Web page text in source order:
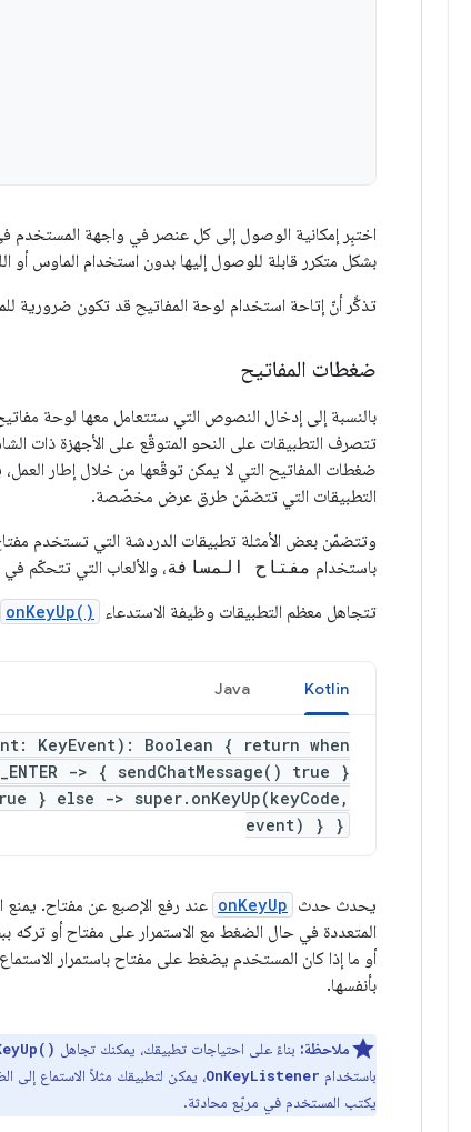
اختبِر إمكانية الوصول إلى كل عنصر في واجهة
بشكل متكرر قابلة للوصول إليها بدون استخدام الماوس أو
تذكَّر أنّ إتاحة استخدام لوحة المفاتيح قد تكون ضرورية
ضغطات المفاتيح
بالنسبة إلى إدخال النصوص التي ستتعامل معها لوحة
تتصرف التطبيقات على النحو المتوقّع على الأجهزة ذات
ضغطات المفاتيح التي لا يمكن توقّعها من خلال إطار
التطبيقات التي تتضمّن طرق عرض مخصّصة.
وتتضمّن بعض الأمثلة تطبيقات الدردشة التي تستخدم
باستخدام مفتاح المسافة، والألعاب التي تتحكّم
تتجاهل معظم التطبيقات وظيفة الاستدعاء
onKeyUp()
Kotlin
Java
KeyEvent): Boolean { return when
-> { sendChatMessage() true }
true } else -> super.onKeyUp(keyCode,
event) } }
يحدث حدث onKeyUp عند رفع الإصبع عن مفتاح. يمنع
المتعددة في حال الضغط مع الاستمرار على مفتاح أو
أو ما إذا كان المستخدم يضغط على مفتاح باستمرار
بأنفسها.
ملاحظة: بناءً على احتياجات تطبيقك، يمكنك تجاهل
باستخدام OnKeyListener، يمكن لتطبيقك مثلاً الاستماع إلى
يكتب المستخدم في مربّع محادثة.